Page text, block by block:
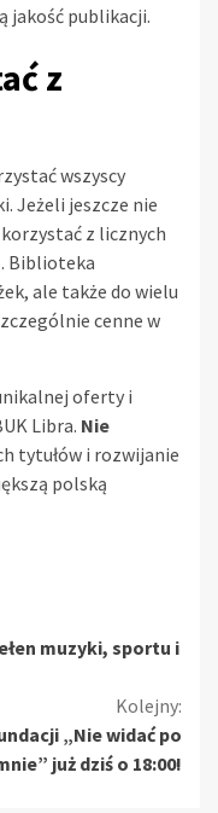
jakość publikacji.
z
wszyscy
Jeżeli jeszcze nie
z licznych
Biblioteka
ale także do wielu
cenne w
oferty i
Libra. Nie
tytułów i rozwijanie
polską
muzyki, sportu i
Kolejny:
„Nie widać po
już dziś o 18:00!